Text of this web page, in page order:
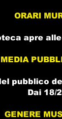
ORARI
apre
pubblico
Dai 18/
GENERE